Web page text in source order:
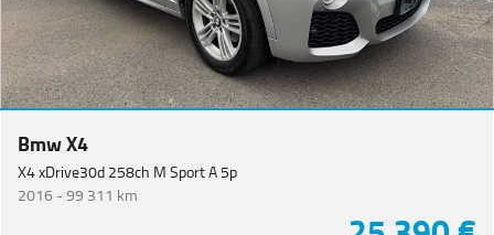
Bmw X4
X4 xDrive30d 258ch M Sport A 5p
2016 -99 311 km